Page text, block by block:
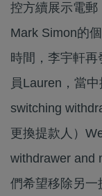
控方續展示電郵
Mark Simon的
時間，李宇軒
員Lauren，當
switching
更換提款人）
withdrawer and
們希望移除另一